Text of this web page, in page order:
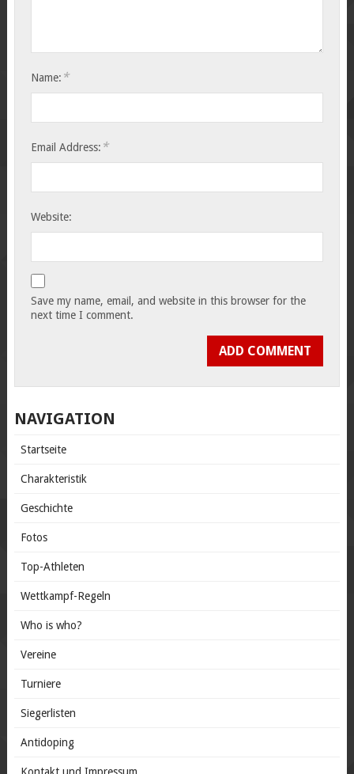
Name: *
Email Address: *
Website:
Save my name, email, and website in this browser for the
next time I comment.
NAVIGATION
Startseite
Charakteristik
Geschichte
Fotos
Top-Athleten
Wettkampf-Regeln
Who is who?
Vereine
Turniere
Siegerlisten
Antidoping
Kontakt und Impressum